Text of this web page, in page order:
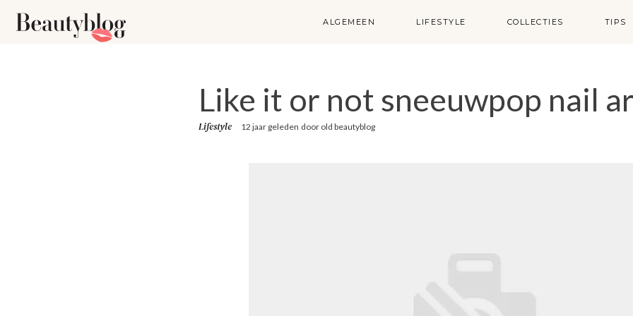
ALGEMEEN LIFESTYLE COLLECTIES TIPS
Like it or not sneeuwpop nail
Lifestyle 12 jaar geleden door old beautyblog